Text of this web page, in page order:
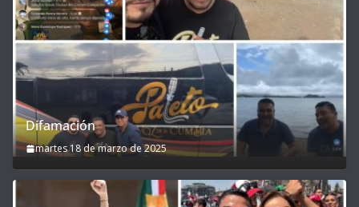
Difamación
martes 18 de marzo de 2025